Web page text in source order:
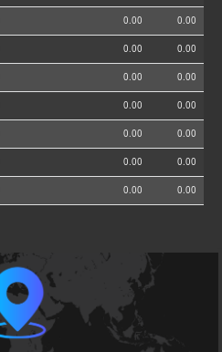
0.00 0.00
0.00 0.00
0.00 0.00
0.00 0.00
0.00 0.00
0.00 0.00
0.00 0.00